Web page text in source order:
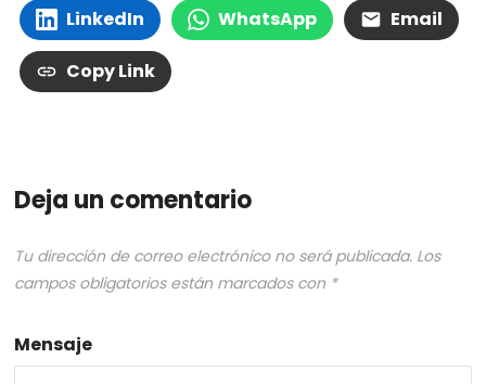
LinkedIn WhatsApp Email
Copy Link
Deja un comentario
Tu dirección de correo electrónico no será publicada. Los
campos obligatorios están marcados con *
Mensaje